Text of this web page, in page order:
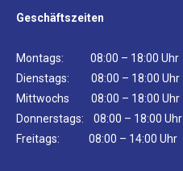
Geschäftszeiten
Montags: 08:00 – 18:00 Uhr
Dienstags: 08:00 – 18:00 Uhr
Mittwochs 08:00 – 18:00 Uhr
Donnerstags: 08:00 – 18:00 Uhr
Freitags: 08:00 – 14:00 Uhr